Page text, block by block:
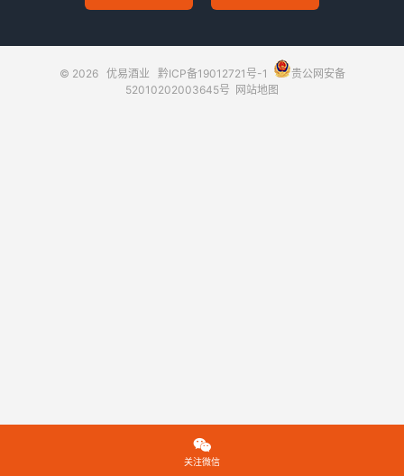
© 2026 优易酒业 黔ICP备19012721号-1
贵公网安备
52010202003645号 网站地图

关注微信